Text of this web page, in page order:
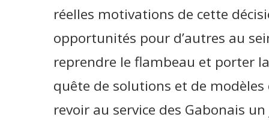
réelles motivations de cette
opportunités pour d’autres au
reprendre le flambeau et porter
quête de solutions et de
revoir au service des Gabonais